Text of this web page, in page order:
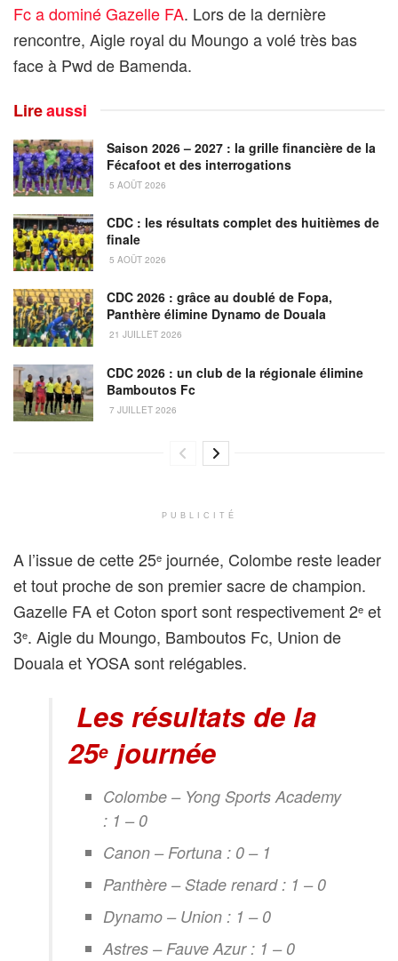
Fc a dominé Gazelle FA. Lors de la dernière
rencontre, Aigle royal du Moungo a volé très bas
face à Pwd de Bamenda.
Lireaussi
Saison 2026 – 2027 : la grille financière de la
Fécafoot et des interrogations
5 AOÛT 2026
CDC : les résultats complet des huitièmes de
finale
5 AOÛT 2026
CDC 2026 : grâce au doublé de Fopa,
Panthère élimine Dynamo de Douala
21 JUILLET 2026
CDC 2026 : un club de la régionale élimine
Bamboutos Fc
7 JUILLET 2026
PUBLICITÉ
A l’issue de cette 25e journée, Colombe reste leader
et tout proche de son premier sacre de champion.
Gazelle FA et Coton sport sont respectivement 2e et
3e. Aigle du Moungo, Bamboutos Fc, Union de
Douala et YOSA sont relégables.
Les résultats de la
25e journée
Colombe – Yong Sports Academy
: 1 – 0
Canon – Fortuna : 0 – 1
Panthère – Stade renard : 1 – 0
Dynamo – Union : 1 – 0
Astres – Fauve Azur : 1 – 0